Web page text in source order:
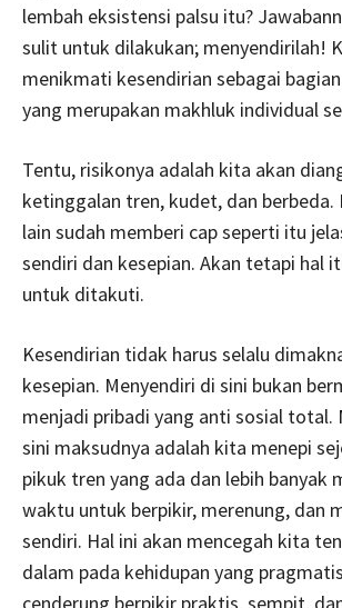
lembah eksistensi palsu itu?
sulit untuk dilakukan; menyendirilah!
menikmati kesendirian sebagai
yang merupakan makhluk individual
Tentu, risikonya adalah kita akan
ketinggalan tren, kudet, dan berbeda.
lain sudah memberi cap seperti itu
sendiri dan kesepian. Akan tetapi hal
untuk ditakuti.
Kesendirian tidak harus selalu
kesepian. Menyendiri di sini bukan
menjadi pribadi yang anti sosial total.
sini maksudnya adalah kita menepi
pikuk tren yang ada dan lebih banyak
waktu untuk berpikir, merenung, dan
sendiri. Hal ini akan mencegah kita
dalam pada kehidupan yang